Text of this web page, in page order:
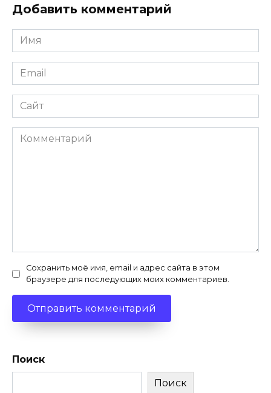
Добавить комментарий
Имя
*
Email
*
Сайт
Комментарий
Сохранить моё имя, email и адрес сайта в этом
браузере для последующих моих комментариев.
Поиск
Поиск